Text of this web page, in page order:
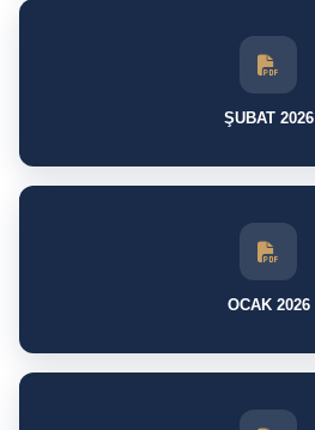
ŞUBAT 2026
OCAK 2026